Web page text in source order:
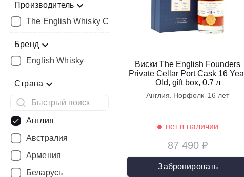
Производитель
The English Whisky Co.
Бренд
English Whisky
Страна
Англия
Австралия
Армения
Беларусь
87 490 ₽
Виски The English Founders
Private Cellar Port Cask 16
Old, gift box, 0.7 л
англия норфолк 16 лет
Забронировать
нет в наличии